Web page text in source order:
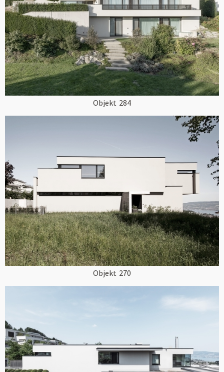
Objekt 284
Objekt 270